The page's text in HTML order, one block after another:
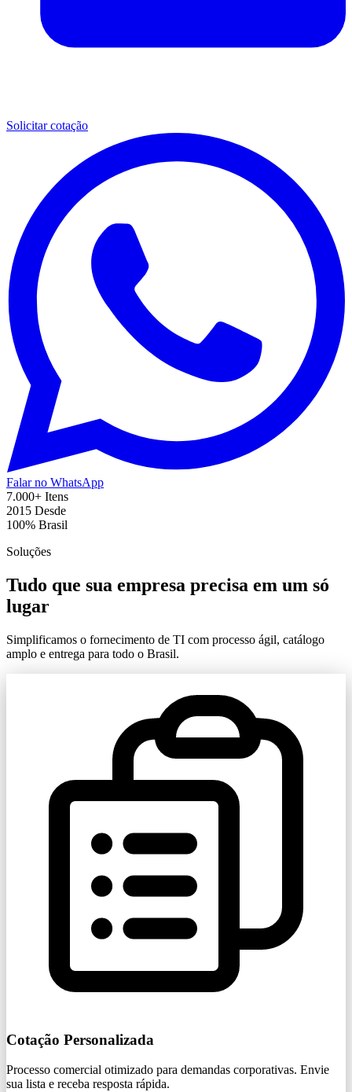
Solicitar cotação
Falar no WhatsApp
7.000+ Itens
2015 Desde
100% Brasil
Soluções
Tudo que sua empresa precisa em um só
lugar
Simplificamos o fornecimento de TI com processo ágil, catálogo
amplo e entrega para todo o Brasil.
Cotação Personalizada
Processo comercial otimizado para demandas corporativas. Envie
sua lista e receba resposta rápida.